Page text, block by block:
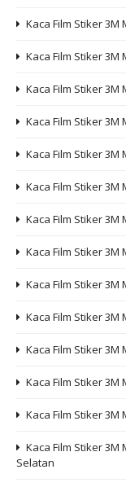
Kaca Film Stiker
Kaca Film Stiker 3M
Kaca Film Stiker
Kaca Film Stiker
Kaca Film Stiker
Kaca Film Stiker
Kaca Film Stiker
Kaca Film Stiker
Kaca Film Stiker
Kaca Film Stiker
Kaca Film Stiker
Kaca Film Stiker
Kaca Film Stiker
Kaca Film Stiker
Selatan